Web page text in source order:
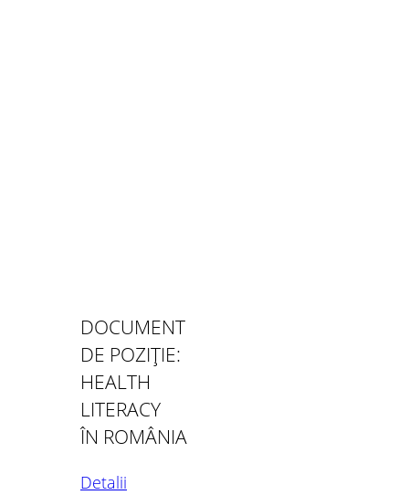
DOCUMENT
DE POZIȚIE:
HEALTH
LITERACY
ÎN ROMÂNIA
Detalii